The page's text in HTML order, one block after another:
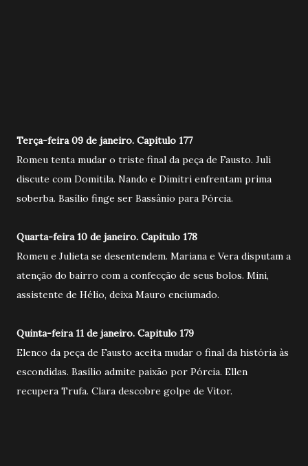
Terça-feira 09 de janeiro. Capitulo 177
Romeu tenta mudar o triste final da peça de Fausto. Juli
discute com Domitila. Nando e Dimitri enfrentam prima
soberba. Basílio finge ser Bassânio para Pórcia.
Quarta-feira 10 de janeiro. Capitulo 178
Romeu e Julieta se desentendem. Mariana e Vera disputam a
atenção do bairro com a confecção de seus bolos. Mini,
assistente de Hélio, deixa Mauro enciumado.
Quinta-feira 11 de janeiro. Capitulo 179
Elenco da peça de Fausto aceita mudar o final da história às
escondidas. Basílio admite paixão por Pórcia. Ellen
recupera Trufa. Clara descobre golpe de Vitor.